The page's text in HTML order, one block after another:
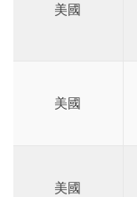
美國
美國
美國